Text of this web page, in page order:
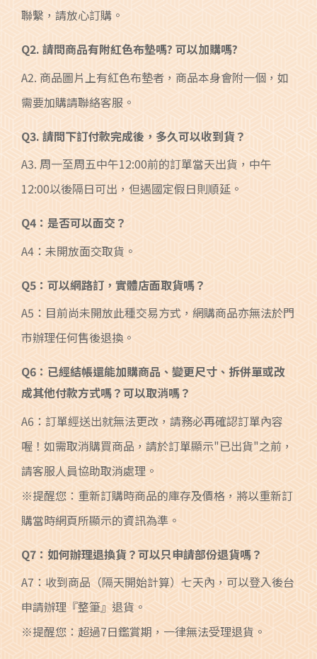
聯繫，請放心訂購。
Q2. 請問商品有附紅色布墊嗎? 可以加購嗎?
A2. 商品圖片上有紅色布墊者，商品本身會附一個，如
需要加購請聯絡客服。
Q3. 請問下訂付款完成後，多久可以收到貨？
A3. 周一至周五中午12:00前的訂單當天出貨，中午
12:00以後隔日可出，但遇國定假日則順延。
Q4：是否可以面交？
A4：未開放面交取貨。
Q5：可以網路訂，實體店面取貨嗎？
A5：目前尚未開放此種交易方式，網購商品亦無法於門
市辦理任何售後退換。
Q6：已經結帳還能加購商品、變更尺寸、拆併單或改
成其他付款方式嗎？可以取消嗎？
A6：訂單經送出就無法更改，請務必再確認訂單內容
喔！如需取消購買商品，請於訂單顯示"已出貨"之前，
請客服人員協助取消處理。
※提醒您：重新訂購時商品的庫存及價格，將以重新訂
購當時網頁所顯示的資訊為準。
Q7：如何辦理退換貨？可以只申請部份退貨嗎？
A7：收到商品（隔天開始計算）七天內，可以登入後台
申請辦理『整筆』退貨。
※提醒您：超過7日鑑賞期，一律無法受理退貨。